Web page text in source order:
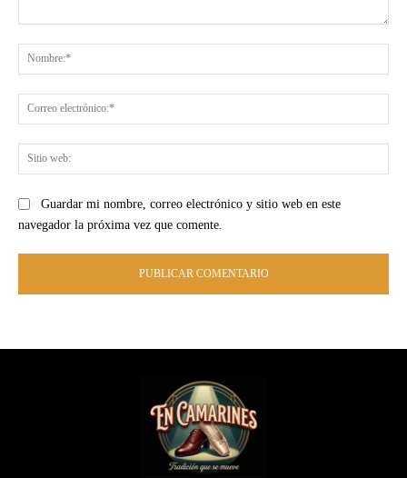
Guardar mi nombre, correo electrónico y sitio web en este
navegador la próxima vez que comente.